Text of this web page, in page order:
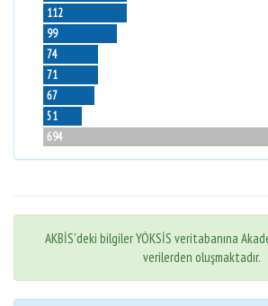
112
99
74
71
67
51
694
AKBİS'deki bilgiler YÖKSİS veritabanına
verilerden oluşmaktadır.